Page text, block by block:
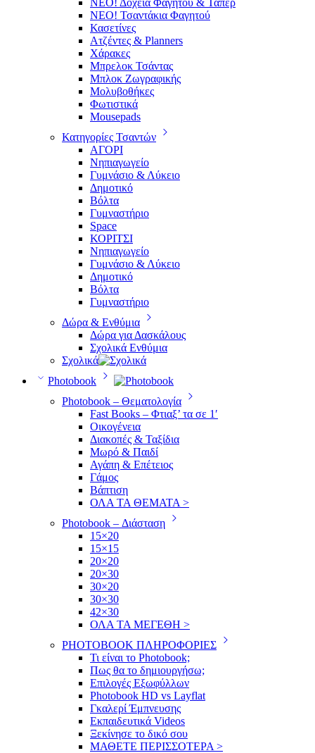
ΝΕΟ! Τσαντάκια Φαγητού
Κασετίνες
Ατζέντες & Planners
Χάρακες
Μπρελοκ Τσάντας
Μπλοκ Ζωγραφικής
Μολυβοθήκες
Φωτιστικά
Mousepads
Κατηγορίες Τσαντών
ΑΓΟΡΙ
Νηπιαγωγείο
Γυμνάσιο & Λύκειο
Δημοτικό
Βόλτα
Γυμναστήριο
Space
ΚΟΡΙΤΣΙ
Νηπιαγωγείο
Γυμνάσιο & Λύκειο
Δημοτικό
Βόλτα
Γυμναστήριο
Δώρα & Ενθύμια
Δώρα για Δασκάλους
Σχολικά Ενθύμια
Σχολικά
Photobook
Photobook – Θεματολογία
Fast Books – Φτιαξ’ τα σε 1′
Οικογένεια
Διακοπές & Ταξίδια
Μωρό & Παιδί
Αγάπη & Επέτειος
Γάμος
Βάπτιση
ΟΛΑ ΤΑ ΘΕΜΑΤΑ >
Photobook – Διάσταση
15×20
15×15
20×20
20×30
30×20
30×30
42×30
ΟΛΑ ΤΑ ΜΕΓΕΘΗ >
PHOTOBOOK ΠΛΗΡΟΦΟΡΙΕΣ
Τι είναι το Photobook;
Πως θα το δημιουργήσω;
Επιλογές Εξωφύλλων
Photobook HD vs Layflat
Γκαλερί Έμπνευσης
Εκπαιδευτικά Videos
Ξεκίνησε το δικό σου
ΜΑΘΕΤΕ ΠΕΡΙΣΣΟΤΕΡΑ >